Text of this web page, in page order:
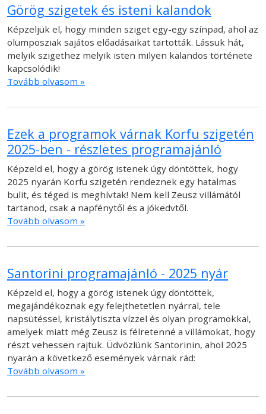
Görög szigetek és isteni kalandok
Képzeljük el, hogy minden sziget egy-egy színpad, ahol az
olümposziak sajátos előadásaikat tartották. Lássuk hát,
melyik szigethez melyik isten milyen kalandos története
kapcsolódik!
Tovább olvasom »
Ezek a programok várnak Korfu szigetén
2025-ben - részletes programajánló
Képzeld el, hogy a görög istenek úgy döntöttek, hogy
2025 nyarán Korfu szigetén rendeznek egy hatalmas
bulit, és téged is meghívtak! Nem kell Zeusz villámától
tartanod, csak a napfénytől és a jókedvtől.
Tovább olvasom »
Santorini programajánló - 2025 nyár
Képzeld el, hogy a görög istenek úgy döntöttek,
megajándékoznak egy felejthetetlen nyárral, tele
napsütéssel, kristálytiszta vízzel és olyan programokkal,
amelyek miatt még Zeusz is félretenné a villámokat, hogy
részt vehessen rajtuk. Üdvözlünk Santorinin, ahol 2025
nyarán a következő események várnak rád:
Tovább olvasom »